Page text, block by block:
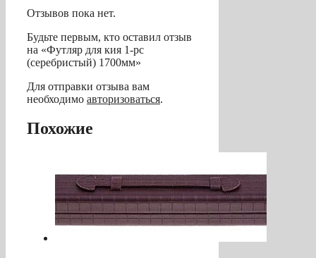
Отзывов пока нет.
Будьте первым, кто оставил отзыв
на «Футляр для кия 1-pc
(серебристый) 1700мм»
Для отправки отзыва вам
необходимо авторизоваться.
Похожие